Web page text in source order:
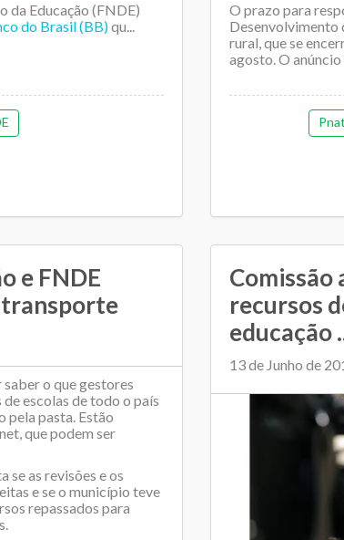
da Educação (FNDE)
do Brasil (BB)qu...
O prazo para
Desenvolvimento
rural, que se
agosto. O
e FNDE
transporte
o que gestores
escolas de todo o país
pela pasta. Estão
que podem ser
se as revisões e os
e se o município teve
repassados para
Comissão
recursos
educação
13 de Junho de